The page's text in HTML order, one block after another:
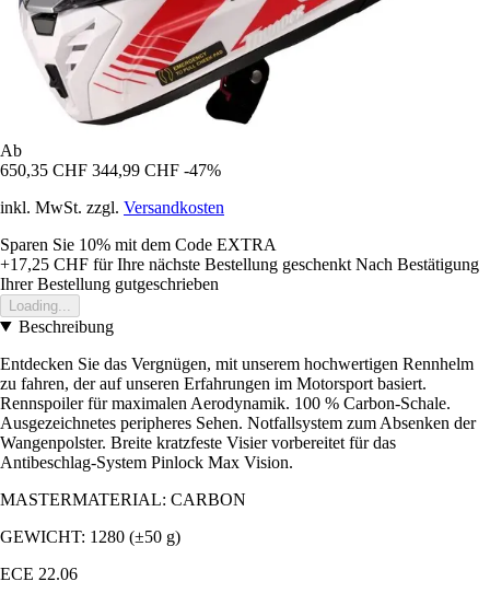
Ab
650,35 CHF 344,99 CHF -47%
inkl. MwSt. zzgl. Versandkosten
Sparen Sie 10% mit dem Code EXTRA
+17,25 CHF für Ihre nächste Bestellung geschenkt Nach Bestätigung
Ihrer Bestellung gutgeschrieben
Loading...
Beschreibung
Entdecken Sie das Vergnügen, mit unserem hochwertigen Rennhelm
zu fahren, der auf unseren Erfahrungen im Motorsport basiert.
Rennspoiler für maximalen Aerodynamik. 100 % Carbon-Schale.
Ausgezeichnetes peripheres Sehen. Notfallsystem zum Absenken der
Wangenpolster. Breite kratzfeste Visier vorbereitet für das
Antibeschlag-System Pinlock Max Vision.
MASTERMATERIAL: CARBON
GEWICHT: 1280 (±50 g)
ECE 22.06